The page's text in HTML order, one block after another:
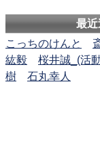
最
こっちのけんと
紘毅
桜井誠_(活
樹
石丸幸人